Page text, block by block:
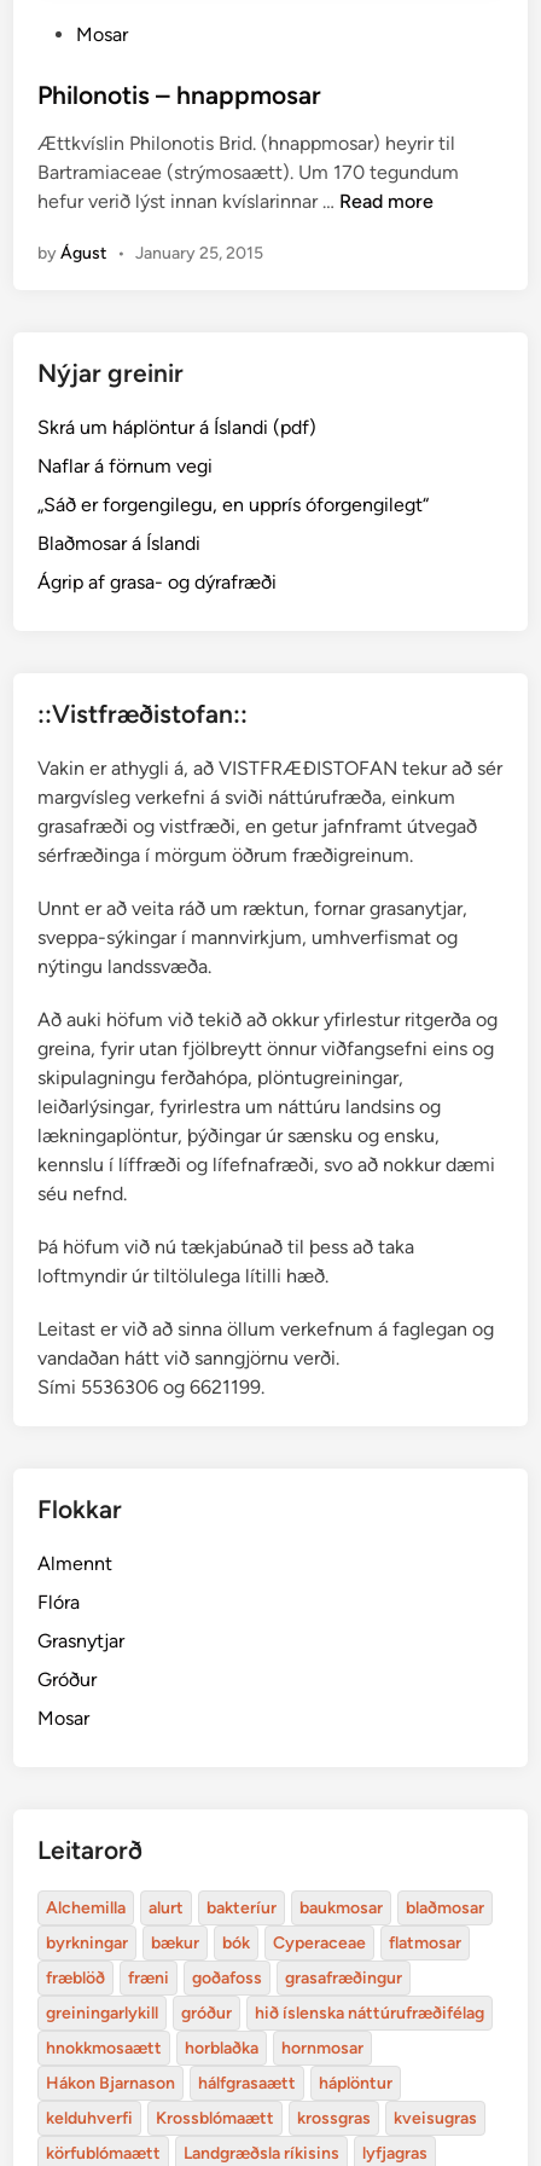
s
e
d
i
Mosar
Philonotis – hnappmosar
Ættkvíslin Philonotis Brid. (hnappmosar) heyrir til
Bartramiaceae (strýmosaætt). Um 170 tegundum
hefur verið lýst innan kvíslarinnar … P
h
r
Read more
byÁgust • January 25, 2015
Nýjar greinir
Skrá um háplöntur á Íslandi (pdf)
Naflar á förnum vegi
„Sáð er forgengilegu, en upprís óforgengilegt“
Blaðmosar á Íslandi
Ágrip af grasa- og dýrafræði
::Vistfræðistofan::
Vakin er athygli á, að VISTFRÆÐISTOFAN tekur að sér
margvísleg verkefni á sviði náttúrufræða, einkum
grasafræði og vistfræði, en getur jafnframt útvegað
sérfræðinga í mörgum öðrum fræðigreinum.
Unnt er að veita ráð um ræktun, fornar grasanytjar,
sveppa-sýkingar í mannvirkjum, umhverfismat og
nýtingu landssvæða.
Að auki höfum við tekið að okkur yfirlestur ritgerða og
greina, fyrir utan fjölbreytt önnur viðfangsefni eins og
skipulagningu ferðahópa, plöntugreiningar,
leiðarlýsingar, fyrirlestra um náttúru landsins og
lækningaplöntur, þýðingar úr sænsku og ensku,
kennslu í líffræði og lífefnafræði, svo að nokkur dæmi
séu nefnd.
Þá höfum við nú tækjabúnað til þess að taka
loftmyndir úr tiltölulega lítilli hæð.
Leitast er við að sinna öllum verkefnum á faglegan og
vandaðan hátt við sanngjörnu verði.
Sími 5536306 og 6621199.
Flokkar
Almennt
Flóra
Grasnytjar
Gróður
Mosar
Leitarorð
Alchemilla alurt bakteríur baukmosar
blaðmosar
byrkningar
bækur bók Cyperaceae
flatmosar
fræblöð
fræni goðafoss
grasafræðingur
greiningarlykill
gróður
hið íslenska náttúrufræðifélag
hnokkmosaætt
horblaðka
hornmosar
Hákon Bjarnason
hálfgrasaætt
háplöntur
kelduhverfi
Krossblómaætt krossgras
kveisugras
körfublómaætt
Landgræðsla ríkisins lyfjagras